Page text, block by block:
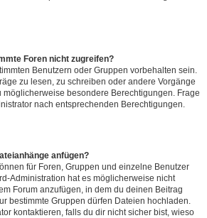
Foren nicht zugreifen?
Benutzern oder Gruppen vorbehalten sein.
zu lesen, zu schreiben oder andere Vorgänge
möglicherweise besondere Berechtigungen. Frage
nach entsprechenden Berechtigungen.
anfügen?
für Foren, Gruppen und einzelne Benutzer
Administration hat es möglicherweise nicht
Forum anzufügen, in dem du deinen Beitrag
bestimmte Gruppen dürfen Dateien hochladen.
kontaktieren, falls du dir nicht sicher bist, wieso